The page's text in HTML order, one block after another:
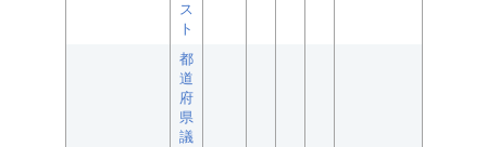
ス
ト
都
道
府
県
議